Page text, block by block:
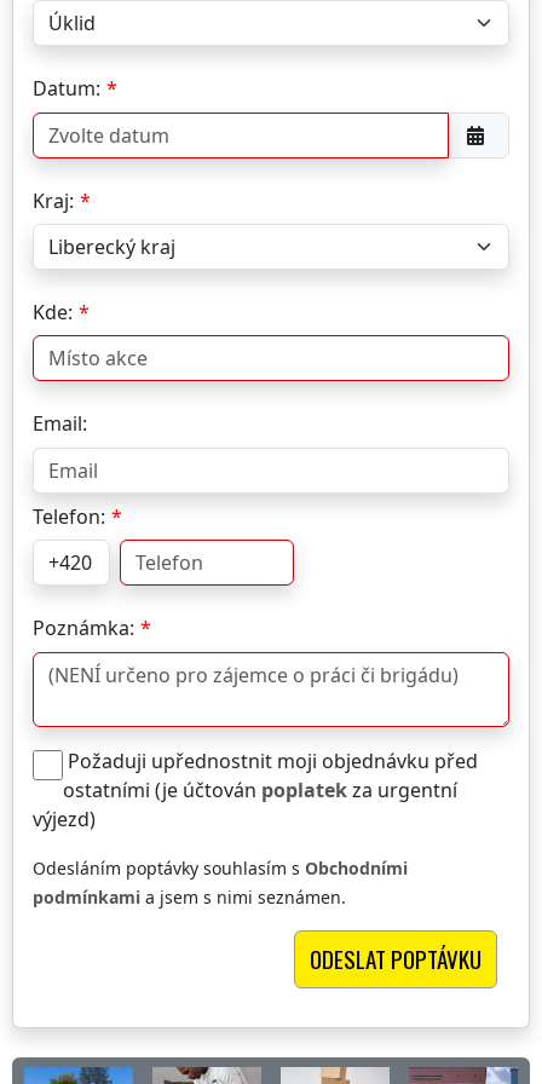
Datum:
Kraj:
Kde:
Email:
Telefon:
Poznámka:
Požaduji upřednostnit moji objednávku před
ostatními (je účtován poplatekza urgentní
výjezd)
Odesláním poptávky souhlasím s Obchodními
podmínkami a jsem s nimi seznámen.